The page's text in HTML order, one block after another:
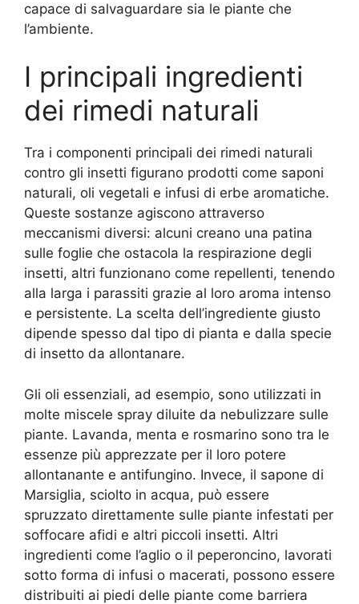
capace di salvaguardare sia le piante che
l’ambiente.
I principali ingredienti
dei rimedi naturali
Tra i componenti principali dei rimedi naturali
contro gli insetti figurano prodotti come saponi
naturali, oli vegetali e infusi di erbe aromatiche.
Queste sostanze agiscono attraverso
meccanismi diversi: alcuni creano una patina
sulle foglie che ostacola la respirazione degli
insetti, altri funzionano come repellenti, tenendo
alla larga i parassiti grazie al loro aroma intenso
e persistente. La scelta dell’ingrediente giusto
dipende spesso dal tipo di pianta e dalla specie
di insetto da allontanare.
Gli oli essenziali, ad esempio, sono utilizzati in
molte miscele spray diluite da nebulizzare sulle
piante. Lavanda, menta e rosmarino sono tra le
essenze più apprezzate per il loro potere
allontanante e antifungino. Invece, il sapone di
Marsiglia, sciolto in acqua, può essere
spruzzato direttamente sulle piante infestati per
soffocare afidi e altri piccoli insetti. Altri
ingredienti come l’aglio o il peperoncino, lavorati
sotto forma di infusi o macerati, possono essere
distribuiti ai piedi delle piante come barriera